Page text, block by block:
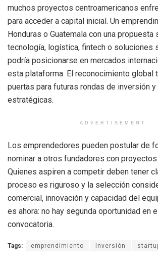
muchos proyectos centroamericanos
para acceder a capital inicial. Un
Honduras o Guatemala con una propuesta
tecnología, logística, fintech o soluciones
podría posicionarse en mercados
esta plataforma. El reconocimiento global
puertas para futuras rondas de inversión y
estratégicas.
ADVERTISEMENT
Los emprendedores pueden postular de
nominar a otros fundadores con
Quienes aspiren a competir deben tener
proceso es riguroso y la selección
comercial, innovación y capacidad del
es ahora: no hay segunda oportunidad en
convocatoria.
Tags: emprendimiento Inversión